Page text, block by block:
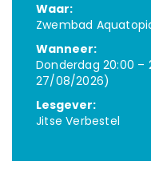
Waar:
Zwembad
Wanneer:
Donderdag 20:00
27/08/2026)
Lesgever:
Jitse Verbestel